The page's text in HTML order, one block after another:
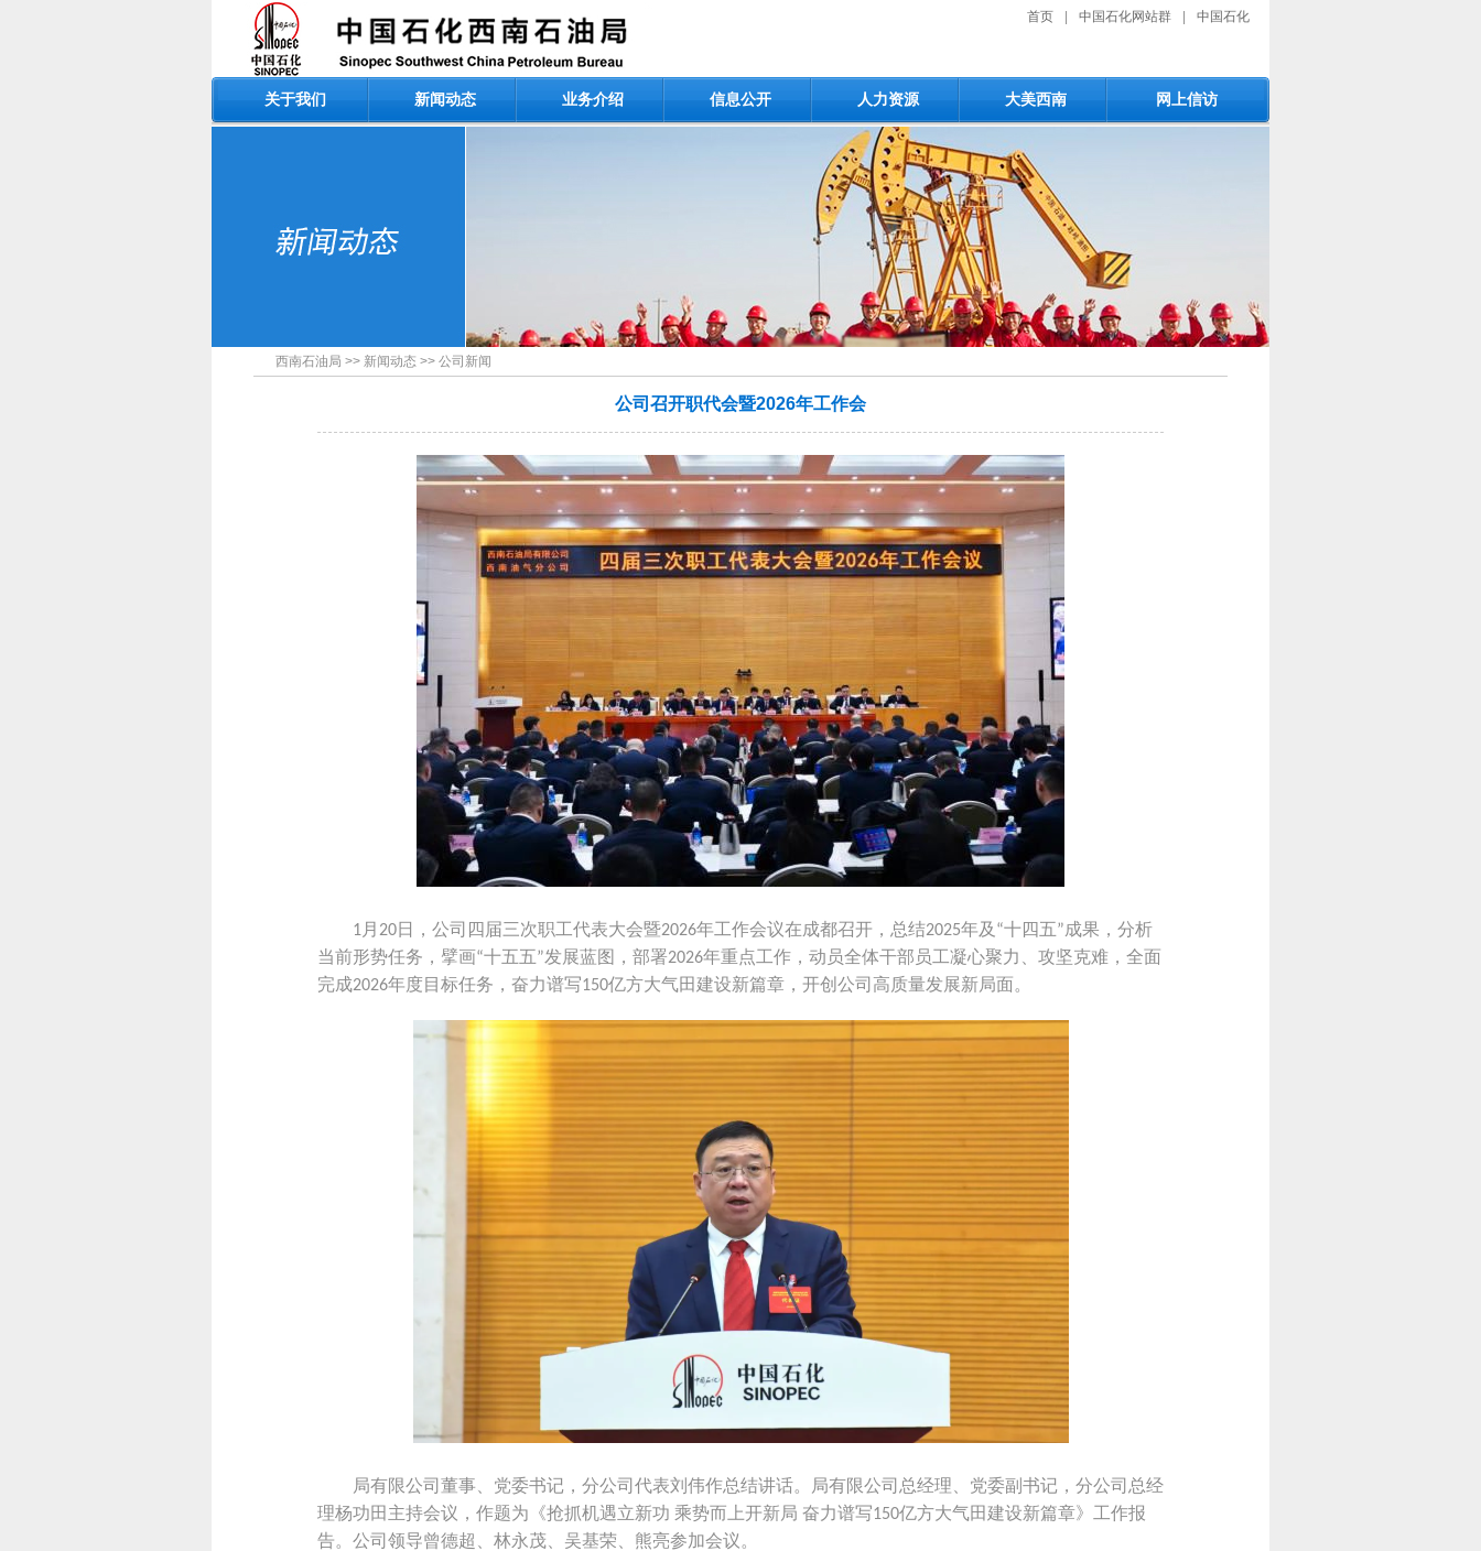
首页 中国石化网站群 中国石化
关于我们 新闻动态 业务介绍 信息公开 人力资源 大美西南 网上信访
西南石油局 >> 新闻动态 >> 公司新闻
公司召开职代会暨2026年工作会
1月 20日，公司四届三次职工代表大会暨2026年工作会议在成都召开，总结2025年及 “十四五”成果，分析
当前形势任务，擘画“十五五”发展蓝图，部署2026年重点工作，动员全体干部员工凝心聚力、攻坚克难，全面
完成2026年度目标任务，奋力谱写150亿方大气田建设新篇章，开创公司高质量发展新局面。
局有限公司董事、党委书记，分公司代表刘伟作总结讲话。局有限公司总经理、党委副书记，分公司总经
理杨功田主持会议，作题为《抢抓机遇立新功 乘势而上开新局 奋力谱写150亿方大气田建设新篇章》工作报
告。公司领导曾德超、林永茂、吴基荣、熊亮参加会议。